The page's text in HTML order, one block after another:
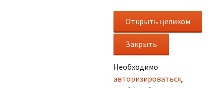
Необходимо
авторизироваться,